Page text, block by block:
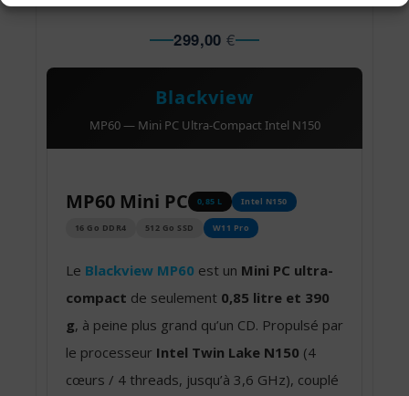
299,00€
Blackview
MP60 — Mini PC Ultra-Compact Intel N150
MP60 Mini PC 0,85 L Intel N150
16 Go DDR4 512 Go SSD W11 Pro
Le Blackview MP60 est un Mini PC ultra-
compact de seulement 0,85 litre et 390
g, à peine plus grand qu’un CD. Propulsé par
le processeur Intel Twin Lake N150 (4
cœurs / 4 threads, jusqu’à 3,6 GHz), couplé